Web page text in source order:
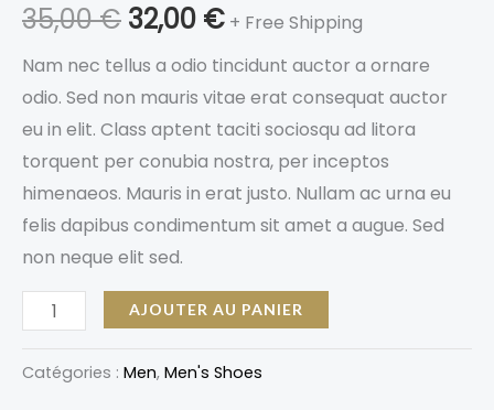
35,00€ 32,00 € + Free Shipping
Nam nec tellus a odio tincidunt auctor a ornare
odio. Sed non mauris vitae erat consequat auctor
eu in elit. Class aptent taciti sociosqu ad litora
torquent per conubia nostra, per inceptos
himenaeos. Mauris in erat justo. Nullam ac urna eu
felis dapibus condimentum sit amet a augue. Sed
non neque elit sed.
AJOUTER AU PANIER
Catégories : Men, Men's Shoes